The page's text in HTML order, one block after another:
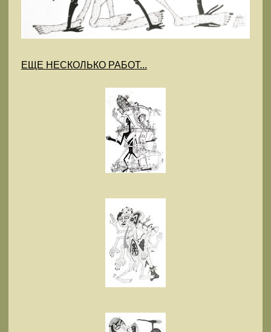
ЕЩЕ НЕСКОЛЬКО РАБОТ...